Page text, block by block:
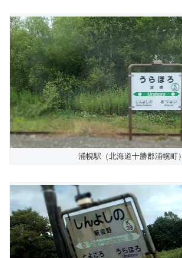
浦幌駅（北海道十勝郡浦幌町）